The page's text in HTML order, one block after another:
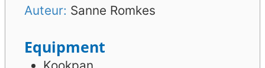
Auteur: Sanne Romkes
Equipment